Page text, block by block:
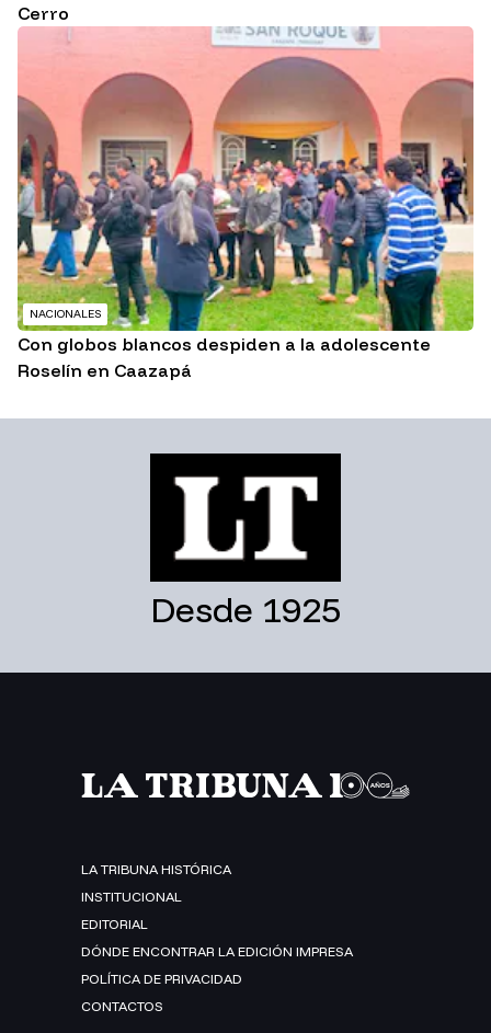
Cerro
NACIONALES
Con globos blancos despiden a la adolescente
Roselín en Caazapá
Desde 1925
LA TRIBUNA HISTÓRICA
INSTITUCIONAL
EDITORIAL
DÓNDE ENCONTRAR LA EDICIÓN IMPRESA
POLÍTICA DE PRIVACIDAD
CONTACTOS